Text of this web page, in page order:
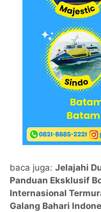
baca juga:Jelajahi
Panduan Eksklusif
Internasional
Galang Bahari